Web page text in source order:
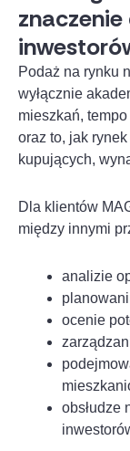
Podaż na rynku
wyłącznie
mieszkań,
oraz to, jak
kupujących,
Dla klientów
między innymi
analizie
ocenie
obsłudze